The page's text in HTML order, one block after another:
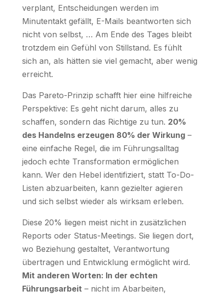
verplant, Entscheidungen werden im
Minutentakt gefällt, E-Mails beantworten sich
nicht von selbst, … Am Ende des Tages bleibt
trotzdem ein Gefühl von Stillstand. Es fühlt
sich an, als hätten sie viel gemacht, aber wenig
erreicht.
Das Pareto-Prinzip schafft hier eine hilfreiche
Perspektive: Es geht nicht darum, alles zu
schaffen, sondern das Richtige zu tun. 20%
des Handelns erzeugen 80% der Wirkung–
eine einfache Regel, die im Führungsalltag
jedoch echte Transformation ermöglichen
kann. Wer den Hebel identifiziert, statt To-Do-
Listen abzuarbeiten, kann gezielter agieren
und sich selbst wieder als wirksam erleben.
Diese 20% liegen meist nicht in zusätzlichen
Reports oder Status-Meetings. Sie liegen dort,
wo Beziehung gestaltet, Verantwortung
übertragen und Entwicklung ermöglicht wird.
Mit anderen Worten: In der echten
Führungsarbeit – nicht im Abarbeiten,